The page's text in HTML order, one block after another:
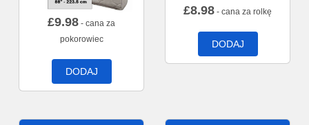
£9.98 - cana za
pokorowiec
DODAJ
£8.98 - cana za rolkę
DODAJ